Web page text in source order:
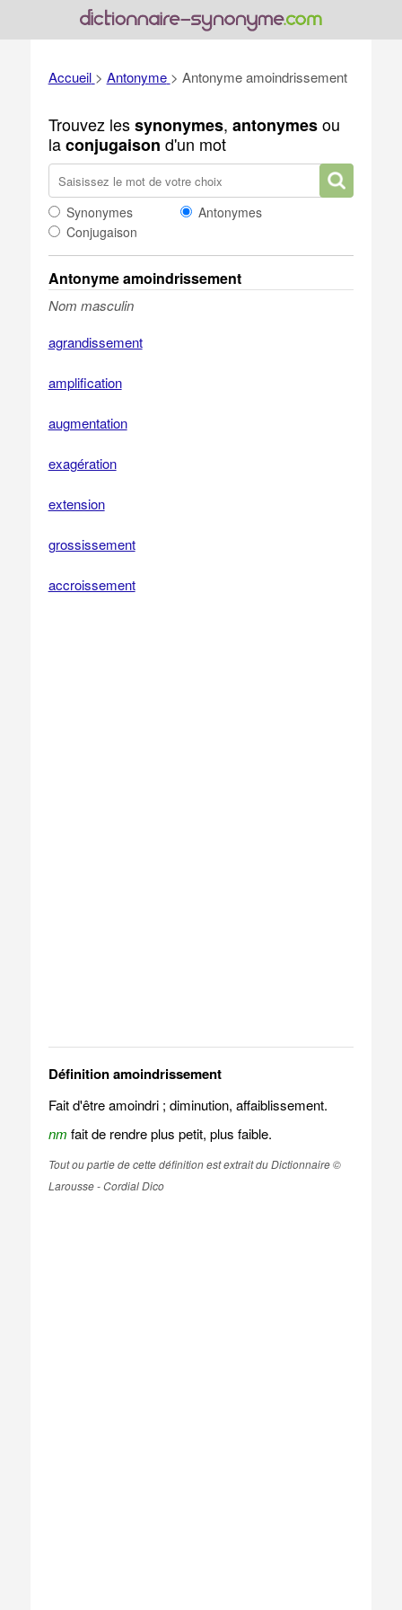
Accueil > Antonyme > Antonyme amoindrissement
Trouvez lessynonymes, antonymesou
laconjugaison d'un mot
Synonymes
Antonymes
Conjugaison
Antonyme amoindrissement
Nom masculin
agrandissement
amplification
augmentation
exagération
extension
grossissement
accroissement
Définition amoindrissement
Fait d'être amoindri ; diminution, affaiblissement.
nm fait de rendre plus petit, plus faible.
Tout ou partie de cette définition est extrait du Dictionnaire ©
Larousse - Cordial Dico